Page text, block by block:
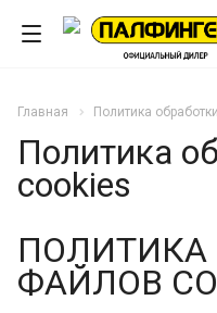
Главная Политика
Политика
cookies
ПОЛИТИКА
ФАЙЛОВ